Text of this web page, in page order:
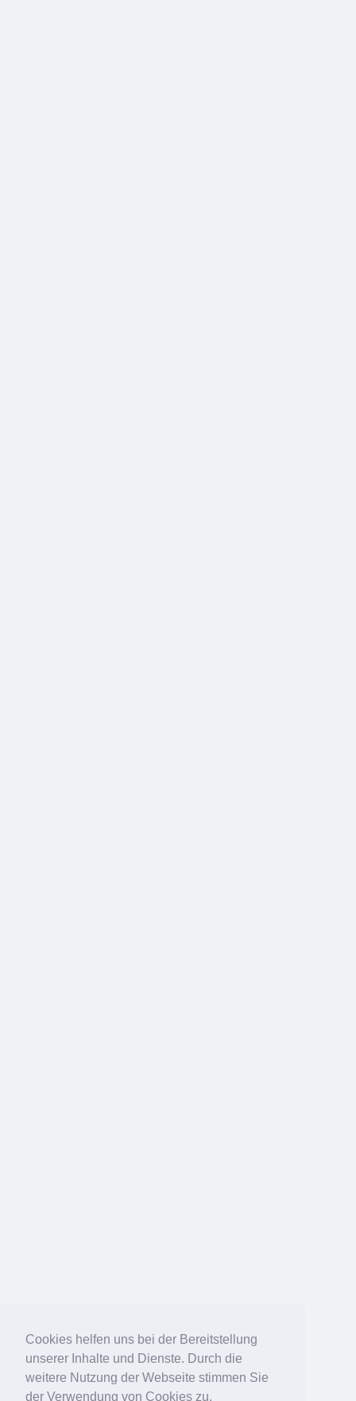
Cookies helfen uns bei der Bereitstellung
unserer Inhalte und Dienste. Durch die
weitere Nutzung der Webseite stimmen Sie
der Verwendung von Cookies zu.